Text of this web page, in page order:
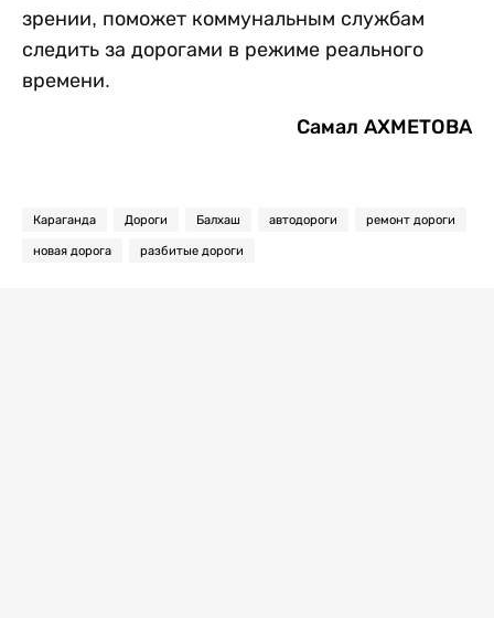
зрении, поможет коммунальным службам
следить за дорогами в режиме реального
времени.
Самал АХМЕТОВА
Караганда Дороги Балхаш автодороги ремонт дороги
новая дорога разбитые дороги